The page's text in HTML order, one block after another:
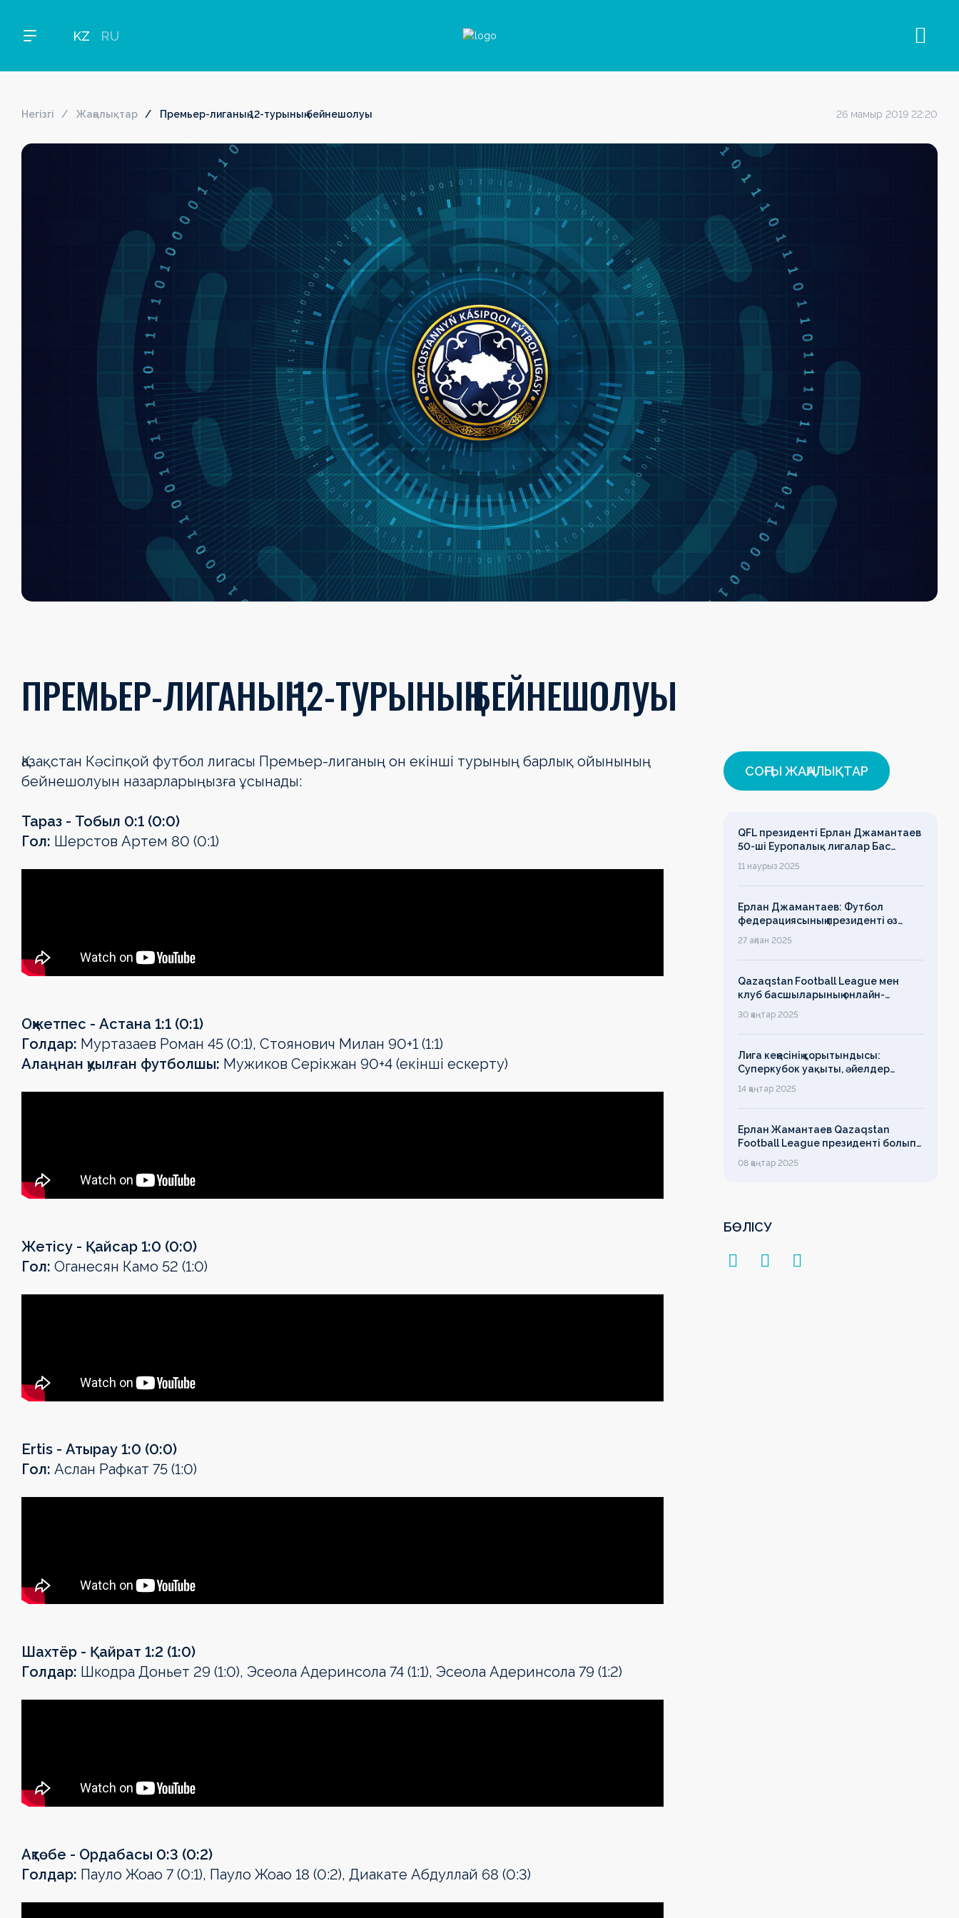
KZ RU
Негізгі Жаңалықтар Премьер-лиганың 12-турының бейнешолуы 26 мамыр 2019 22:20
ПРЕМЬЕР-ЛИГАНЫҢ 12-ТУРЫНЫҢ БЕЙНЕШОЛУЫ
Қазақстан Кәсіпқой футбол лигасы Премьер-лиганың он екінші турының барлық ойынының
бейнешолуын назарларыңызға ұсынады:
Тараз - Тобыл 0:1 (0:0)
Гол: Шерстов Артем 80 (0:1)
Оқжетпес - Астана 1:1 (0:1)
Голдар: Муртазаев Роман 45 (0:1), Стоянович Милан 90+1 (1:1)
Алаңнан қуылған футболшы: Мужиков Серікжан 90+4 (екінші ескерту)
Жетісу - Қайсар 1:0 (0:0)
Гол: Оганесян Камо 52 (1:0)
Ertis - Атырау 1:0 (0:0)
Гол: Аслан Рафкат 75 (1:0)
Шахтёр - Қайрат 1:2 (1:0)
Голдар: Шкодра Доньет 29 (1:0), Эсеола Адеринсола 74 (1:1), Эсеола Адеринсола 79 (1:2)
Ақтөбе - Ордабасы 0:3 (0:2)
Голдар: Пауло Жоао 7 (0:1), Пауло Жоао 18 (0:2), Диакате Абдуллай 68 (0:3)
СОҢҒЫ ЖАҢАЛЫҚТАР
QFL президенті Ерлан Джамантаев
50-ші Еуропалық лигалар Бас
11 наурыз 2025
Ерлан Джамантаев: Футбол
федерациясының президенті өз
алайда оның сөзі түкке тұрмайды!
27 ақпан 2025
Qazaqstan Football League мен
клуб басшыларының онлайн-
бойынша баспасөз-релизі
30 қаңтар 2025
Лига кеңесінің қорытындысы:
Суперкубок уақыты, әйелдер
лимит
14 қаңтар 2025
Ерлан Жамантаев Qazaqstan
Football League президенті болып
08 қаңтар 2025
БӨЛІСУ